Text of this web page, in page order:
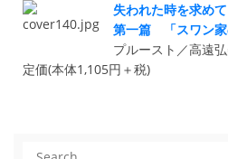
失われた時を求め
第一篇 「スワン家
プルースト／高遠
定価(本体1,105円＋税)